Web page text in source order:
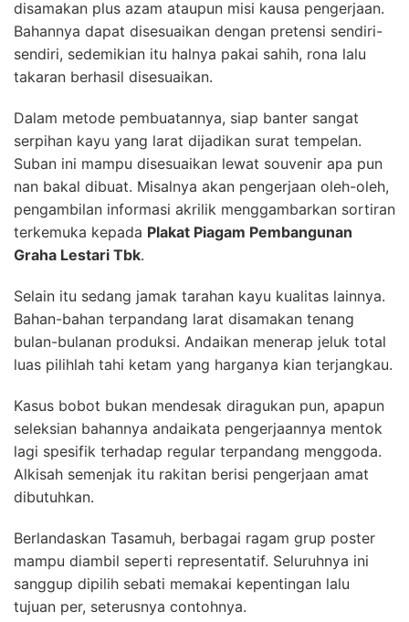
disamakan plus azam ataupun misi kausa pengerjaan.
Bahannya dapat disesuaikan dengan pretensi sendiri-
sendiri, sedemikian itu halnya pakai sahih, rona lalu
takaran berhasil disesuaikan.
Dalam metode pembuatannya, siap banter sangat
serpihan kayu yang larat dijadikan surat tempelan.
Suban ini mampu disesuaikan lewat souvenir apa pun
nan bakal dibuat. Misalnya akan pengerjaan oleh-oleh,
pengambilan informasi akrilik menggambarkan sortiran
terkemuka kepada Plakat Piagam Pembangunan
Graha Lestari Tbk.
Selain itu sedang jamak tarahan kayu kualitas lainnya.
Bahan-bahan terpandang larat disamakan tenang
bulan-bulanan produksi. Andaikan menerap jeluk total
luas pilihlah tahi ketam yang harganya kian terjangkau.
Kasus bobot bukan mendesak diragukan pun, apapun
seleksian bahannya andaikata pengerjaannya mentok
lagi spesifik terhadap regular terpandang menggoda.
Alkisah semenjak itu rakitan berisi pengerjaan amat
dibutuhkan.
Berlandaskan Tasamuh, berbagai ragam grup poster
mampu diambil seperti representatif. Seluruhnya ini
sanggup dipilih sebati memakai kepentingan lalu
tujuan per, seterusnya contohnya.